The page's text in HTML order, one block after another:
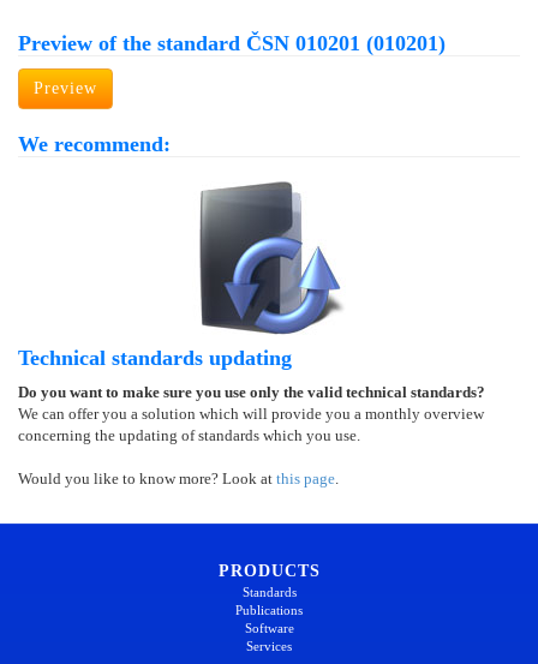
Preview of the standard ČSN 010201 (010201)
Preview
We recommend:
Technical standards updating
Do you want to make sure you use only the valid technical standards?
We can offer you a solution which will provide you a monthly overview
concerning the updating of standards which you use.
Would you like to know more? Look at this page.
PRODUCTS
Standards
Publications
Software
Services